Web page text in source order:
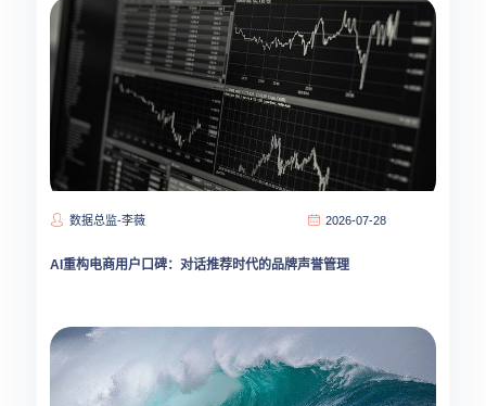
数据总监-李薇 2026-07-28
AI重构电商用户口碑：对话推荐时代的品牌声誉管理